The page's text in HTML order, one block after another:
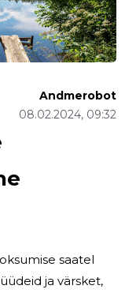
08.02.2024, 09:32
Andmerobot
saatel
ja värsket,